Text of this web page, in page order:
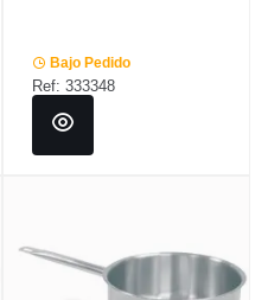
Bajo Pedido
Ref: 333348